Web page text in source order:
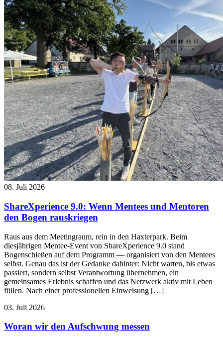
08. Juli 2026
ShareXperience 9.0: Wenn Mentees und Mentoren
den Bogen rauskriegen
Raus aus dem Meetingraum, rein in den Haxterpark. Beim
diesjährigen Mentee-Event von ShareXperience 9.0 stand
Bogenschießen auf dem Programm — organisiert von den Mentees
selbst. Genau das ist der Gedanke dahinter: Nicht warten, bis etwas
passiert, sondern selbst Verantwortung übernehmen, ein
gemeinsames Erlebnis schaffen und das Netzwerk aktiv mit Leben
füllen. Nach einer professionellen Einweisung […]
03. Juli 2026
Woran wir den Aufschwung messen